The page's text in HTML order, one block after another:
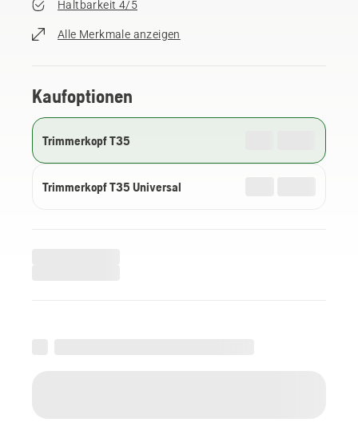
Haltbarkeit 4/5
Alle Merkmale anzeigen
Kaufoptionen
Trimmerkopf T35
Trimmerkopf T35 Universal